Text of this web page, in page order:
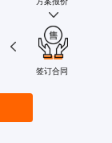
签订合同